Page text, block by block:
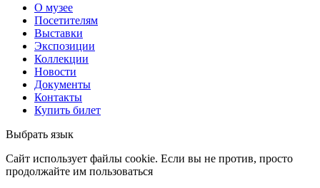
О музее
Посетителям
Выставки
Экспозиции
Коллекции
Новости
Документы
Контакты
Купить билет
Выбрать язык
Cайт использует файлы cookie. Если вы не против, просто
продолжайте им пользоваться